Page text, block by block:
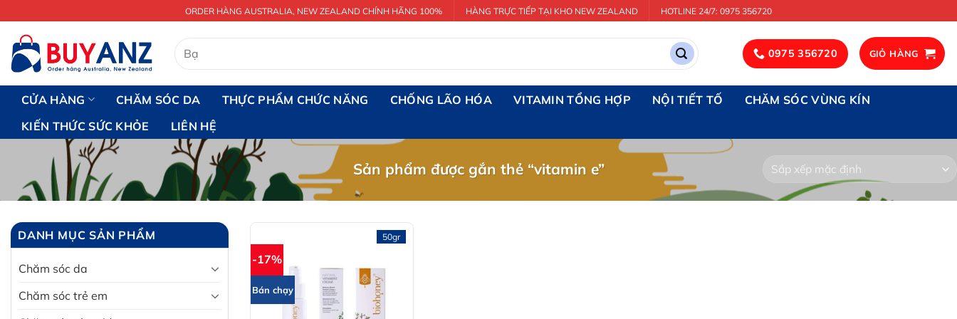
đến
nội
dung
ORDER HÀNG AUSTRALIA, NEW ZEALAND CHÍNH HÃNG 100% HÀNG TRỰC TIẾP TẠI KHO NEW ZEALAND HOTLINE 24/7: 0975 356720
kiếm:
0975 356720 GIỎ HÀNG
CỬA HÀNG CHĂM SÓC DA THỰC PHẨM CHỨC NĂNG CHỐNG LÃO HÓA VITAMIN TỔNG HỢP NỘI TIẾT TỐ
CHĂM SÓC VÙNG KÍN
KIẾN THỨC SỨC KHỎE
LIÊN HỆ
Sản phẩm được gắn thẻ “vitamin e”
DANH MỤC SẢN PHẨM
Chăm sóc da
Chăm sóc trẻ em
-17%
Bán chạy
50gr